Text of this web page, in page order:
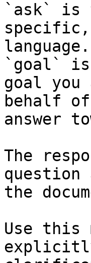
`ask` is
language.
`goal` is
goal
behalf
answer
The
question
the
Use this